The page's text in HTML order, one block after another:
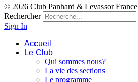
© 2026 Club Panhard & Levassor France
Rechercher
Sign In
Accueil
Le Club
Qui sommes nous?
La vie des sections
Le programme